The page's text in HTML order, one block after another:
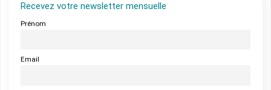
Recevez votre newsletter mensuelle
Prénom
Email